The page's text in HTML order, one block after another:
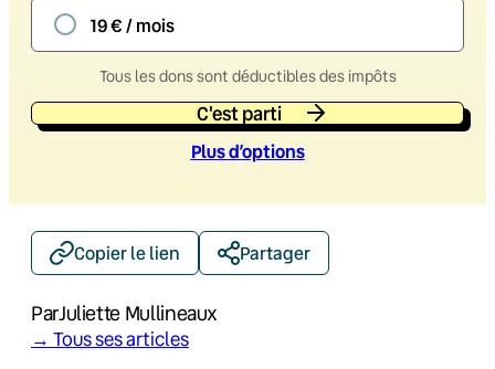
19 € / mois
Tous les dons sont déductibles des impôts
C'est parti
Plus d’options
Copier le lien Partager
ParJuliette Mullineaux
→ Tous ses articles